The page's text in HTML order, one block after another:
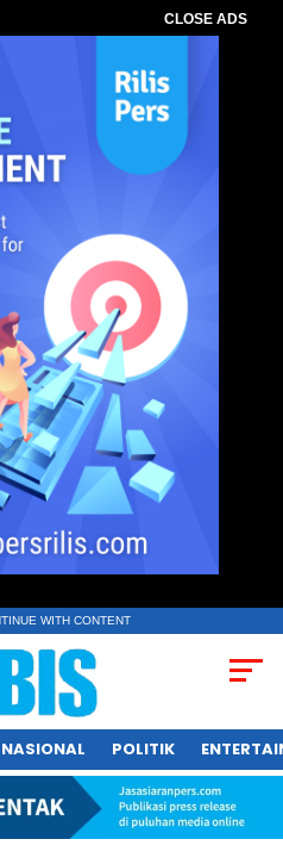
CLOSE ADS
WITH CONTENT
NASIONAL POLITIK